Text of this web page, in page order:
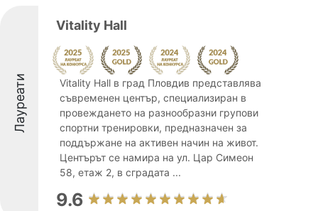
Лауреати
Vitality Hall
Vitality Hall в град Пловдив представлява
съвременен център, специализиран в
провеждането на разнообразни групови
спортни тренировки, предназначен за
поддържане на активен начин на живот.
Центърът се намира на ул. Цар Симеон
58, етаж 2, в сградата ...
9.6